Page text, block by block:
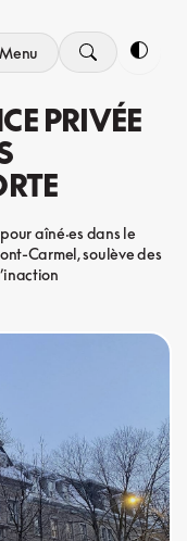
Menu
PRIVÉE
aîné·es dans le
Carmel, soulève des